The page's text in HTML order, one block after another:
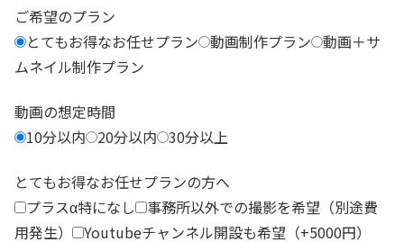
ご希望のプラン
とてもお得なお任せプラン 動画制作プラン 動画＋サ
ムネイル制作プラン
動画の想定時間
10分以内
20分以内 30分以上
とてもお得なお任せプランの方へ
プラスα特になし
事務所以外での撮影を希望（別途費
用発生）
Youtubeチャンネル開設も希望（+5000円）